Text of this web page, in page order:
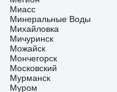
Миасс
Минеральные Воды
Михайловка
Мичуринск
Можайск
Мончегорск
Московский
Мурманск
Муром